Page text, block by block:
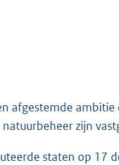
afgestemde
zijn
staten op 17